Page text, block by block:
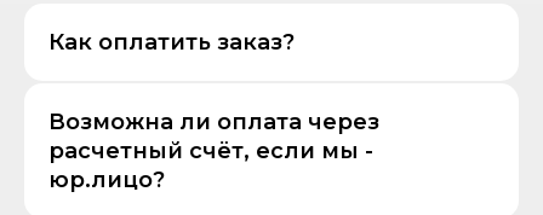
Как оплатить заказ?
Возможна ли оплата через
расчетный счёт, если мы -
юр.лицо?